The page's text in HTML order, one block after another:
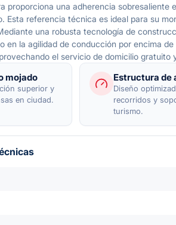
proporciona una adherencia
Esta referencia técnica es ideal para su
una robusta tecnología de
en la agilidad de conducción por encima
el servicio de domicilio
mojado
superior y
en ciudad.
Estructura de
Diseño
recorridos y
turismo.